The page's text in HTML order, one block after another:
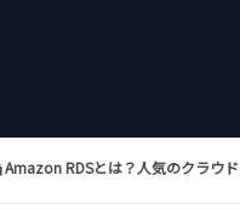
Amazon RDSとは？人気のクラウ